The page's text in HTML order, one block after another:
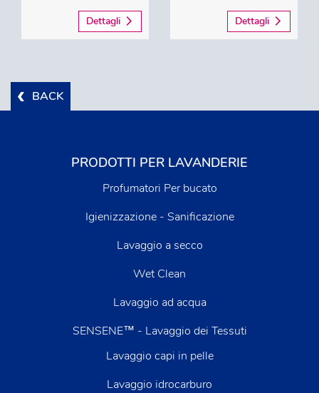
Dettagli Dettagli
BACK
PRODOTTI PER LAVANDERIE
Profumatori Per bucato
Igienizzazione - Sanificazione
Lavaggio a secco
Wet Clean
Lavaggio ad acqua
SENSENE™ - Lavaggio dei Tessuti
Lavaggio capi in pelle
Lavaggio idrocarburo